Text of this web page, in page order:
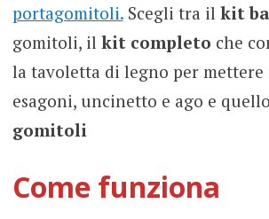
portagomitoli.Scegli tra il kit
gomitoli, il kit completo che
la tavoletta di legno per
esagoni, uncinetto e ago e quello
gomitoli
Come funziona